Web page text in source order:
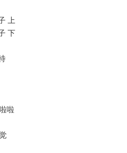
上
下
啦